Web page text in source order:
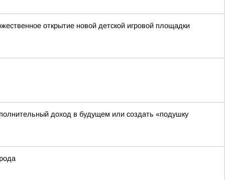
открытие новой детской игровой площадки
доход в будущем или создать «подушку